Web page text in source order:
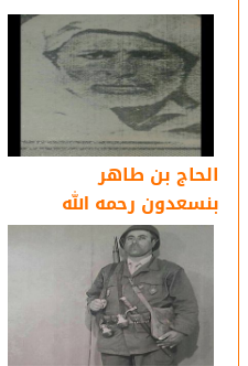
الحاج بن طاهر
بنسعدون رحمه الله